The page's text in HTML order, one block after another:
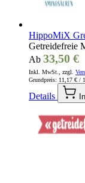
HippoMiX
Getreidefreie
Ab 33,50 €
Inkl. MwSt., zzgl.
Grundpreis: 11,17 € /
Details